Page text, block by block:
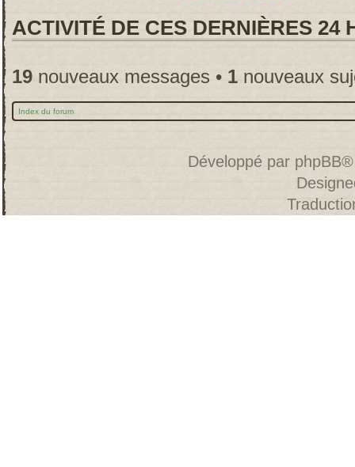
ACTIVITÉ DE CES DERNIÈRES 24
19 nouveaux messages • 1 nouveaux
Index du forum
Développé par phpBB®